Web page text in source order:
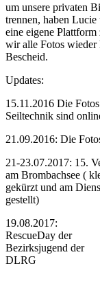
um unsere privaten
trennen, haben
eine eigene
wir alle Fotos wieder
Bescheid.
Updates:
15.11.2016 Die
Seiltechnik sind
21.09.2016: Die
21-23.07.2017: 15.
am Brombachsee (
gekürzt und am
gestellt)
19.08.2017:
RescueDay der
Bezirksjugend der
DLRG